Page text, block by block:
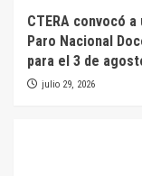
CTERA convocó a
Paro Nacional
para el 3 de
julio 29, 2026